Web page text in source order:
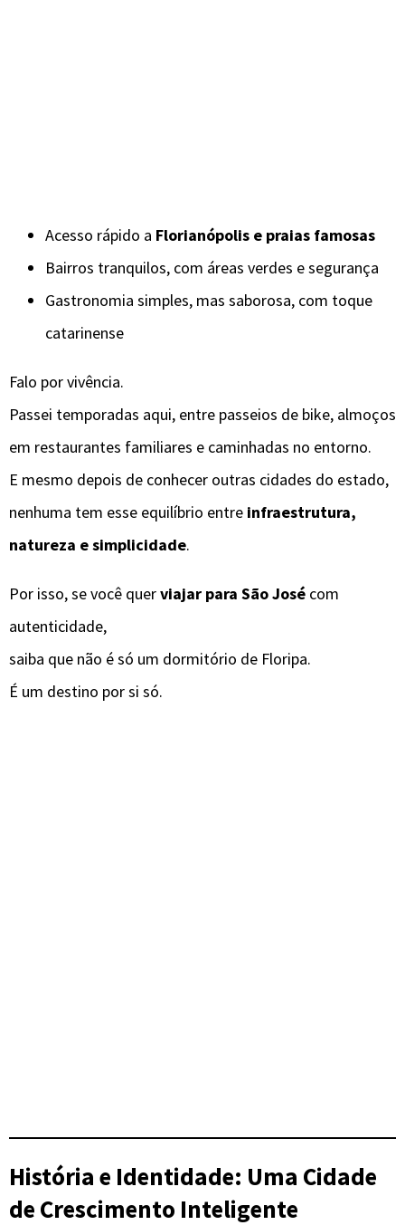
Acesso rápido a Florianópolis e praias famosas
Bairros tranquilos, com áreas verdes e segurança
Gastronomia simples, mas saborosa, com toque
catarinense
Falo por vivência.
Passei temporadas aqui, entre passeios de bike, almoços
em restaurantes familiares e caminhadas no entorno.
E mesmo depois de conhecer outras cidades do estado,
nenhuma tem esse equilíbrio entre infraestrutura,
natureza e simplicidade.
Por isso, se você querviajar para São José com
autenticidade,
saiba que não é só um dormitório de Floripa.
É um destino por si só.
História e Identidade: Uma Cidade
de Crescimento Inteligente